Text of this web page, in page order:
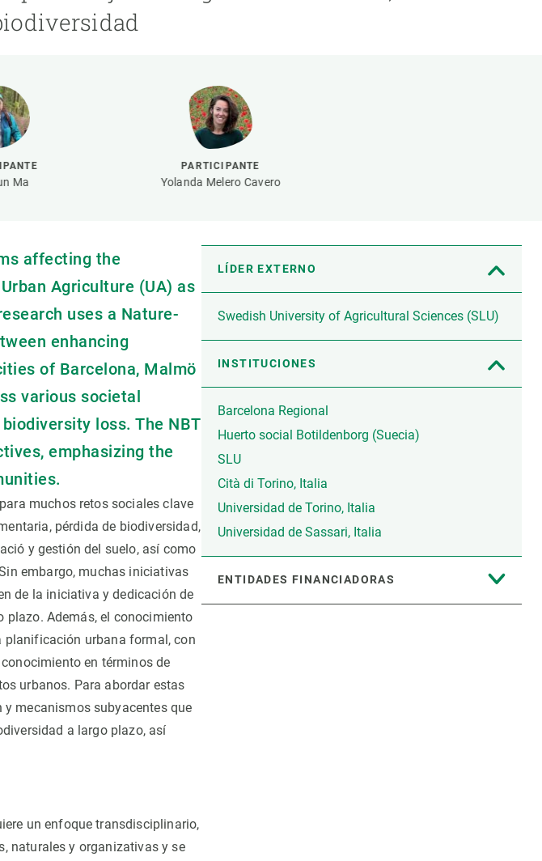
Ma
PARTICIPANTE
Yolanda Melero Cavero
LÍDER EXTERNO
Swedish University of Agricultural Sciences (SLU)
INSTITUCIONES
Barcelona Regional
Huerto social Botildenborg (Suecia)
SLU
Cità di Torino, Italia
Universidad de Torino, Italia
Universidad de Sassari, Italia
ENTIDADES FINANCIADORAS
affecting the
Agriculture (UA) as
uses a Nature-
enhancing
of Barcelona, Malmö
various societal
loss. The NBT
emphasizing the
muchos retos sociales clave
pérdida de biodiversidad,
y gestión del suelo, así como
embargo, muchas iniciativas
de la iniciativa y dedicación de
plazo. Además, el conocimiento
planificación urbana formal, con
en términos de
urbanos. Para abordar estas
y mecanismos subyacentes que
a largo plazo, así
un enfoque transdisciplinario,
naturales y organizativas y se
técnicos Pide tu beca ERC
Programa de másteres y doctorado
Desarrollo de carrera
Seminarios y actividades internas